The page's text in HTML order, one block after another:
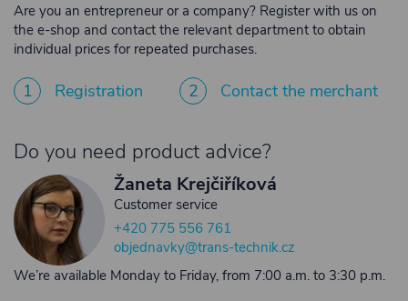
Are you an entrepreneur or a company? Register with us on
the e-shop and contact the relevant department to obtain
individual prices for repeated purchases.
1 Registration 2 Contact the merchant
Do you need product advice?
Žaneta Krejčiříková
Customer service
+420 775 556 761
objednavky@trans-technik.cz
We’re available Monday to Friday, from 7:00 a.m. to 3:30 p.m.